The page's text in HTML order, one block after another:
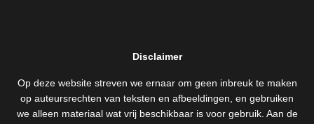
Disclaimer
Op deze website streven we ernaar om geen inbreuk te maken
op auteursrechten van teksten en afbeeldingen, en gebruiken
we alleen materiaal wat vrij beschikbaar is voor gebruik. Aan de